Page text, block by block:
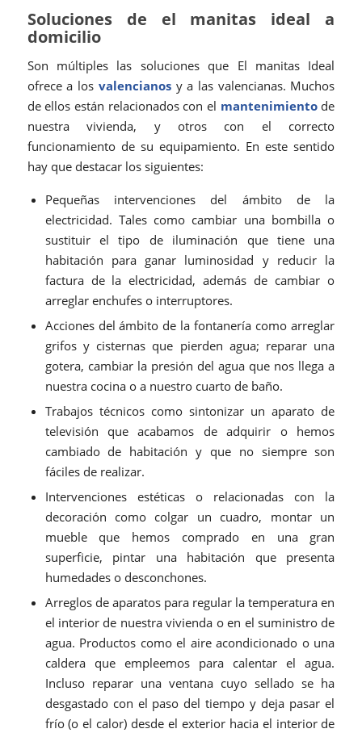
Soluciones de el manitas ideal a
domicilio
Son múltiples las soluciones que El manitas Ideal
ofrece a los valencianosy a las valencianas. Muchos
de ellos están relacionados con el mantenimientode
nuestra vivienda, y otros con el correcto
funcionamiento de su equipamiento. En este sentido
hay que destacar los siguientes:
Pequeñas intervenciones del ámbito de la
electricidad. Tales como cambiar una bombilla o
sustituir el tipo de iluminación que tiene una
habitación para ganar luminosidad y reducir la
factura de la electricidad, además de cambiar o
arreglar enchufes o interruptores.
Acciones del ámbito de la fontanería como arreglar
grifos y cisternas que pierden agua; reparar una
gotera, cambiar la presión del agua que nos llega a
nuestra cocina o a nuestro cuarto de baño.
Trabajos técnicos como sintonizar un aparato de
televisión que acabamos de adquirir o hemos
cambiado de habitación y que no siempre son
fáciles de realizar.
Intervenciones estéticas o relacionadas con la
decoración como colgar un cuadro, montar un
mueble que hemos comprado en una gran
superficie, pintar una habitación que presenta
humedades o desconchones.
Arreglos de aparatos para regular la temperatura en
el interior de nuestra vivienda o en el suministro de
agua. Productos como el aire acondicionado o una
caldera que empleemos para calentar el agua.
Incluso reparar una ventana cuyo sellado se ha
desgastado con el paso del tiempo y deja pasar el
frío (o el calor) desde el exterior hacia el interior de